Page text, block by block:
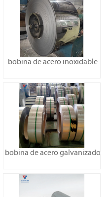
bobina de acero inoxidable
bobina de acero galvanizado